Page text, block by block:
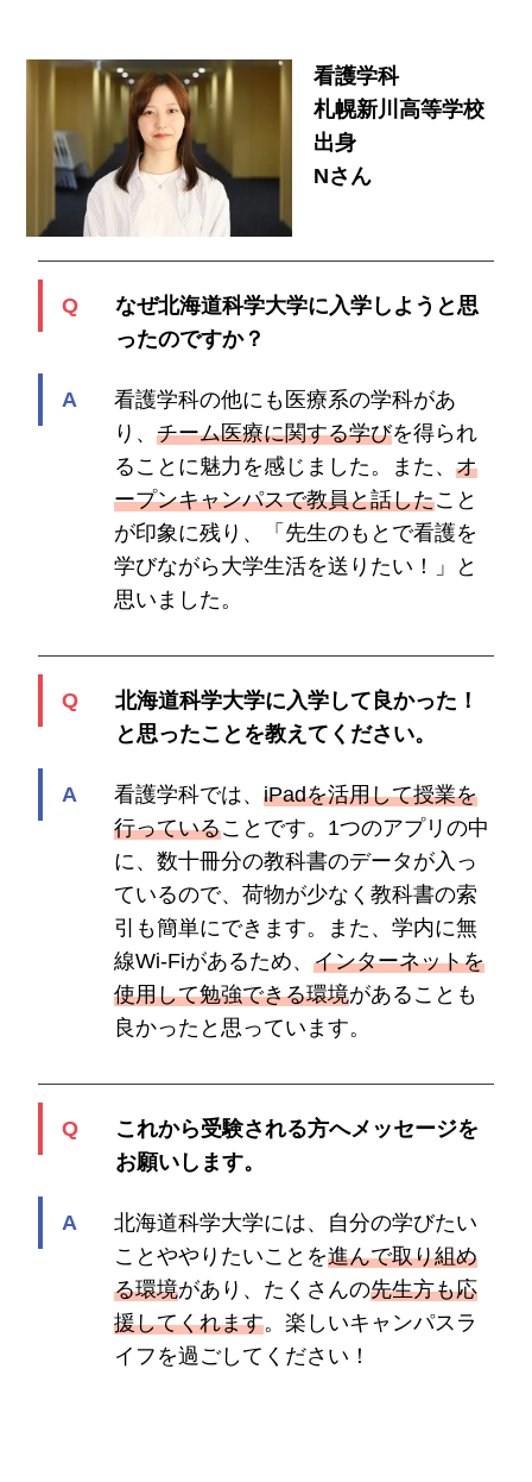
看護学科
札幌新川高等学校
出身
Nさん
なぜ北海道科学大学に入学しようと思
ったのですか？
看護学科の他にも医療系の学科があ
り、チーム医療に関する学びを得られ
ることに魅力を感じました。また、オ
ープンキャンパスで教員と話したこと
が印象に残り、「先生のもとで看護を
学びながら大学生活を送りたい！」と
思いました。
北海道科学大学に入学して良かった！
と思ったことを教えてください。
看護学科では、iPadを活用して授業を
行っていることです。1つのアプリの中
に、数十冊分の教科書のデータが入っ
ているので、荷物が少なく教科書の索
引も簡単にできます。また、学内に無
線Wi-Fiがあるため、インターネットを
使用して勉強できる環境があることも
良かったと思っています。
これから受験される方へメッセージを
お願いします。
北海道科学大学には、自分の学びたい
ことややりたいことを進んで取り組め
る環境があり、たくさんの先生方も応
援してくれます。楽しいキャンパスラ
イフを過ごしてください！